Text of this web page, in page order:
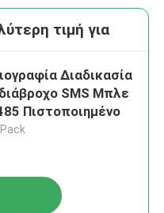
τιμή για
Διαδικασία
SMS Μπλε
Πιστοποιημένο